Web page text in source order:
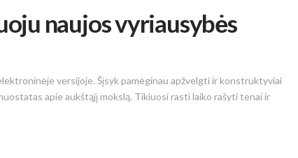
naujos vyriausybės
versijoje. Šįsyk pamėginau apžvelgti ir konstruktyviai
apie aukštąjį mokslą. Tikiuosi rasti laiko rašyti tenai ir